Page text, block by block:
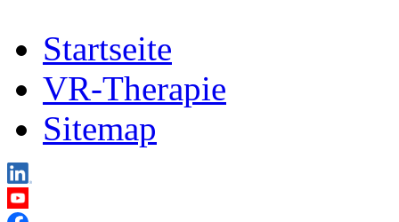
Startseite
VR-Therapie
Sitemap